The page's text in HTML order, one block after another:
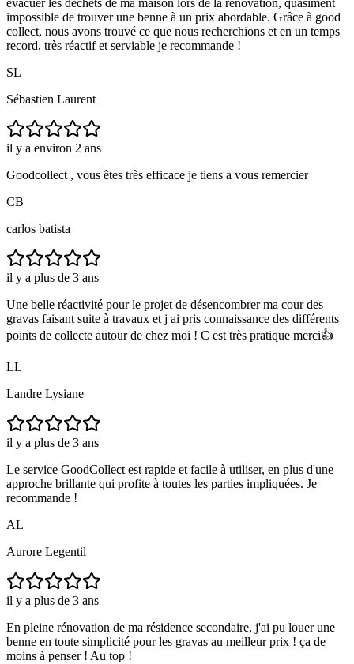
évacuer les déchets de ma maison lors de la rénovation, quasiment
impossible de trouver une benne à un prix abordable. Grâce à good
collect, nous avons trouvé ce que nous recherchions et en un temps
record, très réactif et serviable je recommande !
SL
Sébastien Laurent
il y a environ 2 ans
Goodcollect , vous êtes très efficace je tiens a vous remercier
CB
carlos batista
il y a plus de 3 ans
Une belle réactivité pour le projet de désencombrer ma cour des
gravas faisant suite à travaux et j ai pris connaissance des différents
points de collecte autour de chez moi ! C est très pratique merci👍
LL
Landre Lysiane
il y a plus de 3 ans
Le service GoodCollect est rapide et facile à utiliser, en plus d'une
approche brillante qui profite à toutes les parties impliquées. Je
recommande !
AL
Aurore Legentil
il y a plus de 3 ans
En pleine rénovation de ma résidence secondaire, j'ai pu louer une
benne en toute simplicité pour les gravas au meilleur prix ! ça de
moins à penser ! Au top !